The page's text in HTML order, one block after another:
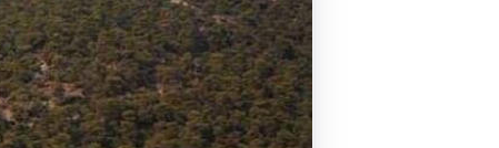
Pilates by Mandy
FACEBOOK N.ΨΥΧΙΚΟΥ
Pilates by Mandy
FACEBOOK N.ΜΑΚΡΗΣ